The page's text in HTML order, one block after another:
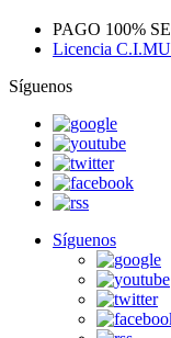
PAGO 100%
Licencia
Síguenos
Síguenos